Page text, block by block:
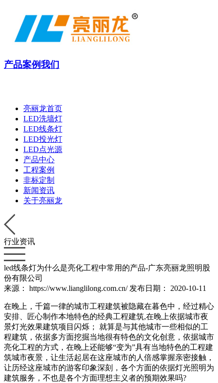
产品案例我们
亮丽龙首页
LED洗墙灯
LED线条灯
LED投光灯
LED点光源
产品中心
工程案例
非标定制
新闻资讯
关于亮丽龙
行业资讯
led线条灯为什么是亮化工程中常用的产品-广东亮丽龙照明股
份有限公司
来源： https://www.lianglilong.com.cn/ 发布日期： 2020-10-11
在晚上，千篇一律的城市工程建筑被隐藏在暮色中，经过精心
安排、匠心制作本地特色的经典工程建筑,在晚上依据城市夜
景灯光效果建筑项目闪烁； 就算是与其他城市一些相似的工
程建筑，依据多方面挖掘当地很有特色的文化创意，依据城市
亮化工程的方式，在晚上还能够“变为”具有当地特色的工程建
筑城市夜景，让生活起居在这座城市的人倍感掌握亲密接触，
让历经这座城市的游客印象深刻，各个方面的依据灯光照明为
建筑服务，不也是各个方面理想主义者的预期效果吗?